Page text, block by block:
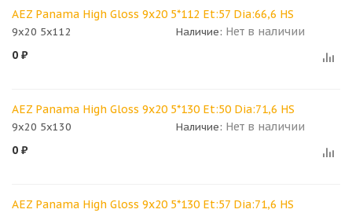
AEZ Panama High Gloss 9x20 5*112 Et:57 Dia:66,6 HS
9x20 5x112 Наличие: Нет в наличии
0 ₽
AEZ Panama High Gloss 9x20 5*130 Et:50 Dia:71,6 HS
9x20 5x130 Наличие: Нет в наличии
0 ₽
AEZ Panama High Gloss 9x20 5*130 Et:57 Dia:71,6 HS